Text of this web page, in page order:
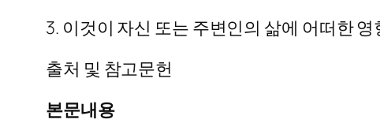
3. 이것이 자신 또는 주변인의 삶에 어떠한
출처 및 참고문헌
본문내용